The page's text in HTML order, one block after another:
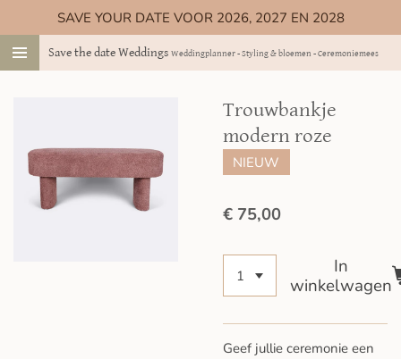
direct
naar
Save the date Weddings Weddingplanner - Styling & bloemen - Ceremoniemeester
SAVE YOUR DATE VOOR 2026, 2027 EN 2028
Trouwbankje
modern roze
NIEUW
€ 75,00
In
winkelwagen
Geef jullie ceremonie een